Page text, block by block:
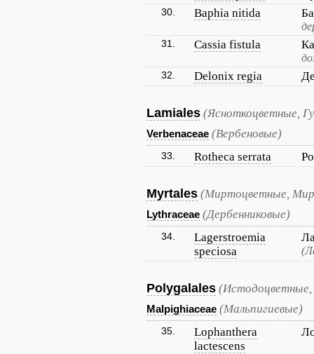
30. Baphia nitida
31. Cassia fistula
32. Delonix regia
Lamiales (Ясноткоцветные,
Verbenaceae (Вербеновые)
33. Rotheca serrata
Myrtales (Миртоцветные,
Lythraceae (Дербенниковые)
34.
Lagerstroemia
speciosa
Polygalales
Malpighiaceae (Мальпигиевые)
35.
Lophanthera
lactescens